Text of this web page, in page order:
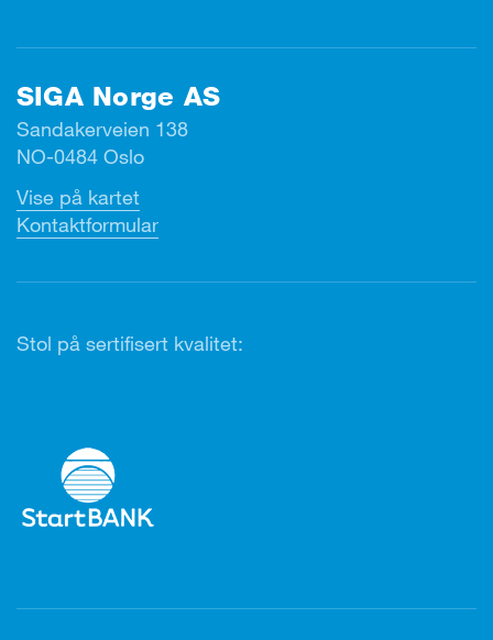
SIGA Norge AS
Sandakerveien 138
NO-0484 Oslo
Vise på kartet
Kontaktformular
Stol på sertifisert kvalitet: